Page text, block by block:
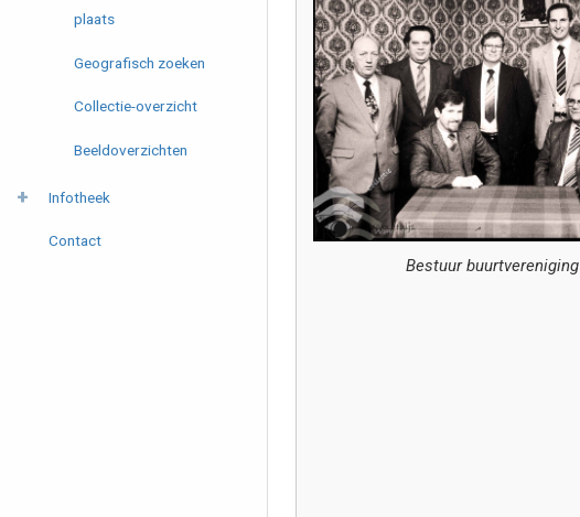
plaats
Geografisch zoeken
Collectie-overzicht
Beeldoverzichten
Infotheek
Contact
Bestuur